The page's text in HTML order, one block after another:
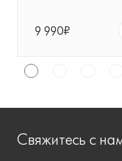
9 990₽
Свяжитесь с